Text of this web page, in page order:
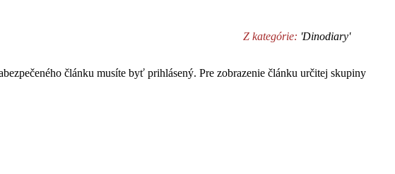
Z kategórie: 'Dinodiary'
článku musíte byť prihlásený. Pre zobrazenie článku určitej skupiny